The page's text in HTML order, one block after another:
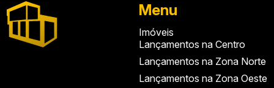
Menu
Imóveis
Lançamentos na Centro
Lançamentos na Zona Norte
Lançamentos na Zona Oeste